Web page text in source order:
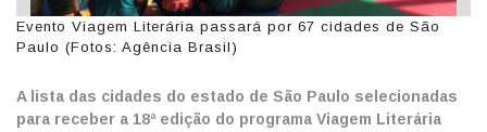
Evento Viagem Literária passará por 67 cidades de São
Paulo (Fotos: Agência Brasil)
A lista das cidades do estado de São Paulo selecionadas
para receber a 18ª edição do programa Viagem Literária